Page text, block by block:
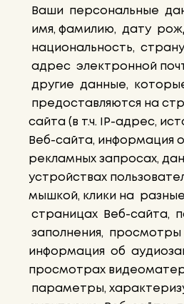
Ваши персональные
имя, фамилию, дату
национальность,
адрес электронной
другие данные,
предоставляются на
сайта (в т.ч. IP-адрес,
Веб-сайта, информация
рекламных запросах,
устройствах
мышкой, клики на
страницах Веб-сайта,
заполнения,
информация об
просмотрах
параметры,